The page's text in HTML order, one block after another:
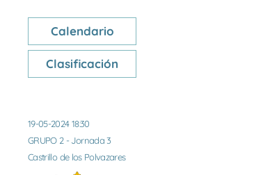
Calendario
Clasificación
19-05-2024 18:30
GRUPO 2 - Jornada 3
Castrillo de los Polvazares